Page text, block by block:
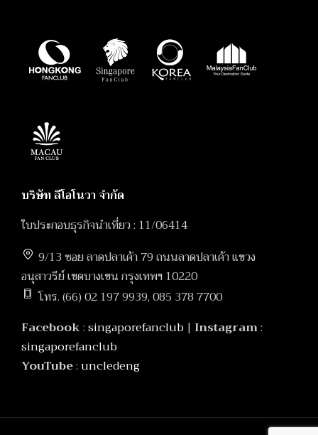
บริษัท ลีโอโนวา จำกัด
ใบประกอบธุรกิจนำเที่ยว : 11/06414
9/13 ซอย ลาดปลาเค้า 79 ถนนลาดปลาเค้า แขวง
อนุสาวรีย์ เขตบางเขน กรุงเทพฯ 10220
โทร. (66) 02 197 9939, 085 378 7700
Facebook:singaporefanclub | Instagram:
singaporefanclub
YouTube: uncledeng